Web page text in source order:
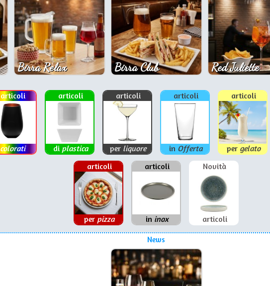
Birra Relax Birra Club Red Juliette
articoli
colorati
articoli
di plastica
articoli
per liquore
articoli
in Offerta
articoli
per gelato
articoli
per pizza
articoli
in inox
Novità
articoli
News